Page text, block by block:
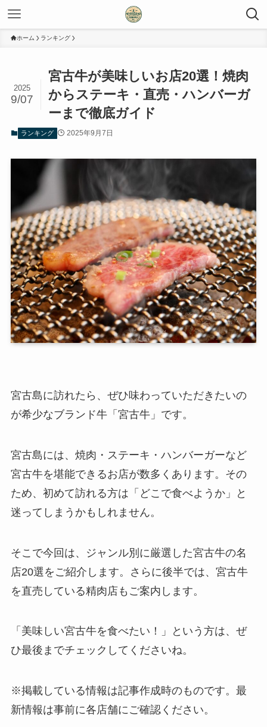
ホーム ランキング
宮古牛が美味しいお店20選！焼肉
からステーキ・直売・ハンバーガ
ーまで徹底ガイド
2025
9/07
ランキング 2025年9月7日
宮古島に訪れたら、ぜひ味わっていただきたいの
が希少なブランド牛「宮古牛」です。
宮古島には、焼肉・ステーキ・ハンバーガーなど
宮古牛を堪能できるお店が数多くあります。その
ため、初めて訪れる方は「どこで食べようか」と
迷ってしまうかもしれません。
そこで今回は、ジャンル別に厳選した宮古牛の名
店20選をご紹介します。さらに後半では、宮古牛
を直売している精肉店もご案内します。
「美味しい宮古牛を食べたい！」という方は、ぜ
ひ最後までチェックしてくださいね。
※掲載している情報は記事作成時のものです。最
新情報は事前に各店舗にご確認ください。